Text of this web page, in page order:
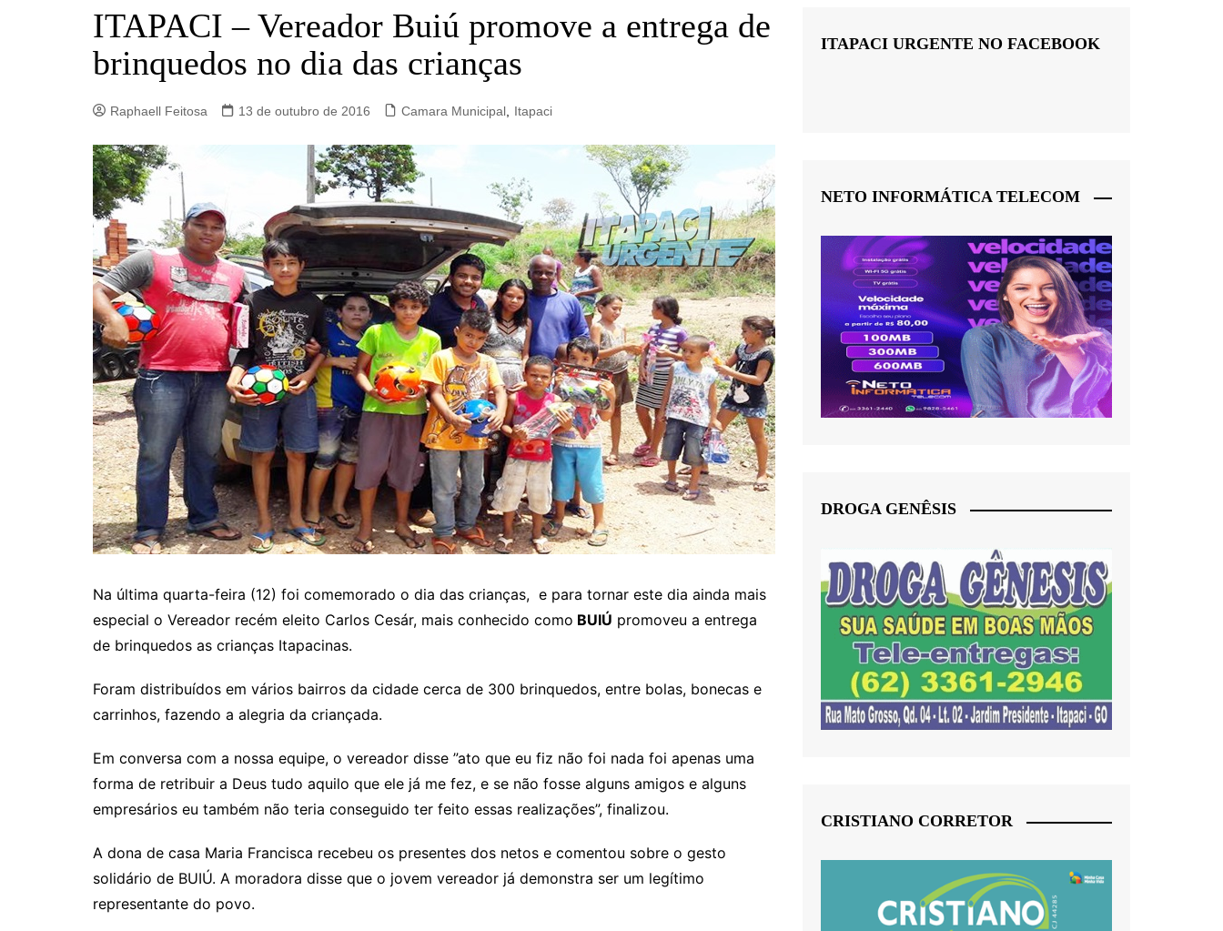
Campinorte
Campos Verdes
Estrela do Norte
Goianésia
Goiânia
Guarinos
Hidrolina
Ipiranga de Goiás
Itaberaí
Itaguaru
Itapuranga
Jaraguá
Jardim Paulista
Jataí
Nova América
Nova Glória
Porangatu
Rialma
Rianápolis
Rio Verde
Rubiataba
ITAPACI – Vereador Buiú promove a entrega de
brinquedos no dia das crianças
Raphaell Feitosa 13 de outubro de 2016 Camara Municipal, Itapaci
Na última quarta-feira (12) foi comemorado o dia das crianças, e para tornar este dia ainda mais
especial o Vereador recém eleito Carlos Cesár, mais conhecido como BUIÚ promoveu a entrega
de brinquedos as crianças Itapacinas.
Foram distribuídos em vários bairros da cidade cerca de 300 brinquedos, entre bolas, bonecas e
carrinhos, fazendo a alegria da criançada.
Em conversa com a nossa equipe, o vereador disse ”ato que eu fiz não foi nada foi apenas uma
forma de retribuir a Deus tudo aquilo que ele já me fez, e se não fosse alguns amigos e alguns
empresários eu também não teria conseguido ter feito essas realizações”, finalizou.
A dona de casa Maria Francisca recebeu os presentes dos netos e comentou sobre o gesto
solidário de BUIÚ. A moradora disse que o jovem vereador já demonstra ser um legítimo
representante do povo.
ITAPACI URGENTE NO FACEBOOK
NETO INFORMÁTICA TELECOM
DROGA GENÊSIS
CRISTIANO CORRETOR